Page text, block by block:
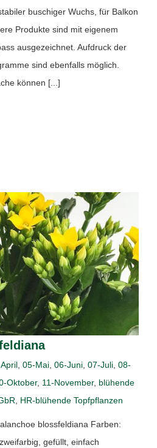
buschiger Wuchs, für Balkon
Produkte sind mit eigenem
ausgezeichnet. Aufdruck der
sind ebenfalls möglich.
können [...]
, 05-Mai, 06-Juni, 07-Juli, 08-
Oktober, 11-November, blühende
, HR-blühende Topfpflanzen
blossfeldiana Farben:
gefüllt, einfach